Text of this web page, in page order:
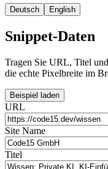
Deutsch English
Snippet-Daten
Tragen Sie URL, Titel
die echte Pixelbreite im
Beispiel laden
URL
Site Name
Titel